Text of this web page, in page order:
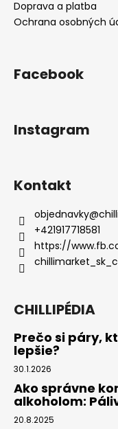
Doprava a platba
Ochrana osobných
Facebook
Instagram
Kontakt
objednavky@
+421917718581
https://
CHILLIPÉDIA
Prečo si páry,
lepšie?
30.1.2026
Ako správne
alkoholom:
20.8.2025